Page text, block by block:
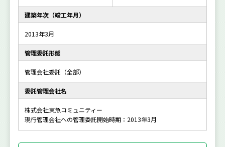
建築年次（竣工年月）
2013年3月
管理委託形態
管理会社委託（全部）
委託管理会社名
株式会社東急コミュニティー
現行管理会社への管理委託開始時期：2013年3月